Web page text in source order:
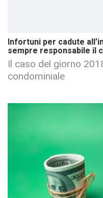
Infortuni per cadute
sempre responsabile il
Il caso del giorno
condominiale